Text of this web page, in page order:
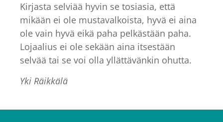
Kirjasta selviää hyvin se tosiasia, että
mikään ei ole mustavalkoista, hyvä ei aina
ole vain hyvä eikä paha pelkästään paha.
Lojaalius ei ole sekään aina itsestään
selvää tai se voi olla yllättävänkin ohutta.
Yki Räikkälä